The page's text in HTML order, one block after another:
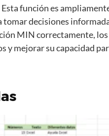
función es
tomar decisiones
MIN correctamente,
y mejorar su capacidad